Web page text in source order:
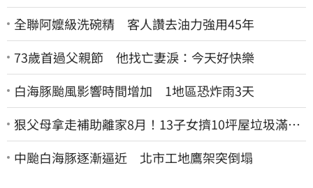
全聯阿嬤級洗碗精 客人讚去油力強用45年
73歲首過父親節 他找亡妻淚：今天好快樂
白海豚颱風影響時間增加 1地區恐炸雨3天
狠父母拿走補助離家8月！13子女擠10坪屋垃圾滿地
驚見幼童深夜遊蕩
中颱白海豚逐漸逼近 北市工地鷹架突倒塌